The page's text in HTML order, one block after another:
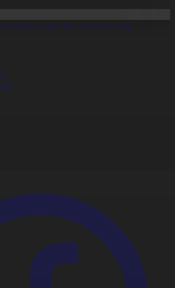
жұмыстары жалғасып жатыр